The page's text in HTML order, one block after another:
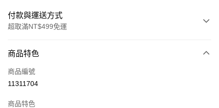
付款與運送方式
超取滿NT$499免運
icash Pay
信用卡一次付款
商品特色
商品編號
11311704
商品特色